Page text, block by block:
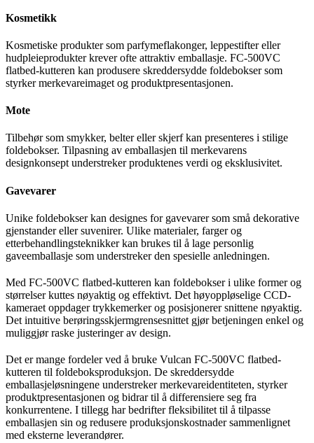
Kosmetikk
Kosmetiske produkter som parfymeflakonger, leppestifter eller
hudpleieprodukter krever ofte attraktiv emballasje. FC-500VC
flatbed-kutteren kan produsere skreddersydde foldebokser som
styrker merkevareimaget og produktpresentasjonen.
Mote
Tilbehør som smykker, belter eller skjerf kan presenteres i stilige
foldebokser. Tilpasning av emballasjen til merkevarens
designkonsept understreker produktenes verdi og eksklusivitet.
Gavevarer
Unike foldebokser kan designes for gavevarer som små dekorative
gjenstander eller suvenirer. Ulike materialer, farger og
etterbehandlingsteknikker kan brukes til å lage personlig
gaveemballasje som understreker den spesielle anledningen.
Med FC-500VC flatbed-kutteren kan foldebokser i ulike former og
størrelser kuttes nøyaktig og effektivt. Det høyoppløselige CCD-
kameraet oppdager trykkemerker og posisjonerer snittene nøyaktig.
Det intuitive berøringsskjermgrensesnittet gjør betjeningen enkel og
muliggjør raske justeringer av design.
Det er mange fordeler ved å bruke Vulcan FC-500VC flatbed-
kutteren til foldeboksproduksjon. De skreddersydde
emballasjeløsningene understreker merkevareidentiteten, styrker
produktpresentasjonen og bidrar til å differensiere seg fra
konkurrentene. I tillegg har bedrifter fleksibilitet til å tilpasse
emballasjen sin og redusere produksjonskostnader sammenlignet
med eksterne leverandører.